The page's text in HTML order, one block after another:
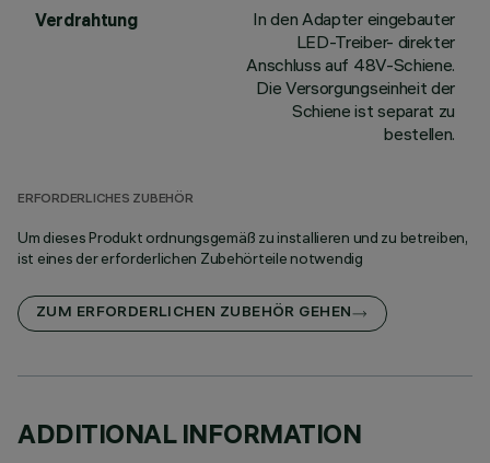
Verdrahtung
In den Adapter eingebauter
LED-Treiber- direkter
Anschluss auf 48V-Schiene.
Die Versorgungseinheit der
Schiene ist separat zu
bestellen.
ERFORDERLICHES ZUBEHÖR
Um dieses Produkt ordnungsgemäß zu installieren und zu betreiben,
ist eines der erforderlichen Zubehörteile notwendig
ZUM ERFORDERLICHEN ZUBEHÖR GEHEN
ADDITIONAL INFORMATION